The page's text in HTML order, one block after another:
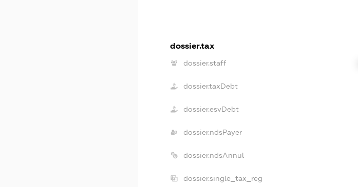
dossier.tax
dossier.staff
dossier.taxDebt
dossier.esvDebt
dossier.ndsPayer
dossier.ndsAnnul
dossier.single_tax_reg